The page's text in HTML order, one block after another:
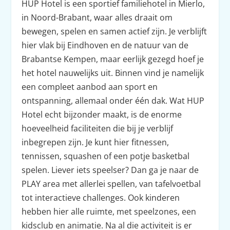
HUP Hotel is een sportief familiehotel in Mierlo,
in Noord-Brabant, waar alles draait om
bewegen, spelen en samen actief zijn. Je verblijft
hier vlak bij Eindhoven en de natuur van de
Brabantse Kempen, maar eerlijk gezegd hoef je
het hotel nauwelijks uit. Binnen vind je namelijk
een compleet aanbod aan sport en
ontspanning, allemaal onder één dak. Wat HUP
Hotel echt bijzonder maakt, is de enorme
hoeveelheid faciliteiten die bij je verblijf
inbegrepen zijn. Je kunt hier fitnessen,
tennissen, squashen of een potje basketbal
spelen. Liever iets speelser? Dan ga je naar de
PLAY area met allerlei spellen, van tafelvoetbal
tot interactieve challenges. Ook kinderen
hebben hier alle ruimte, met speelzones, een
kidsclub en animatie. Na al die activiteit is er